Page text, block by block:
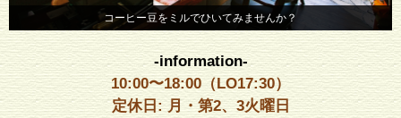
コーヒー豆をミルでひいてみませんか？
スタッフが一杯一杯、愛情込めて珈琲を。
-information-
10:00〜18:00（LO17:30）
定休日: 月・第2、3火曜日